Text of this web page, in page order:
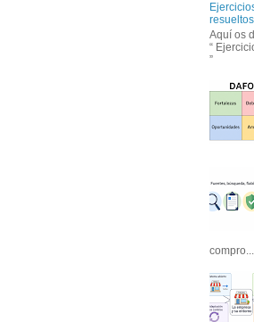
resueltos
Aquí os
“
”
compro...